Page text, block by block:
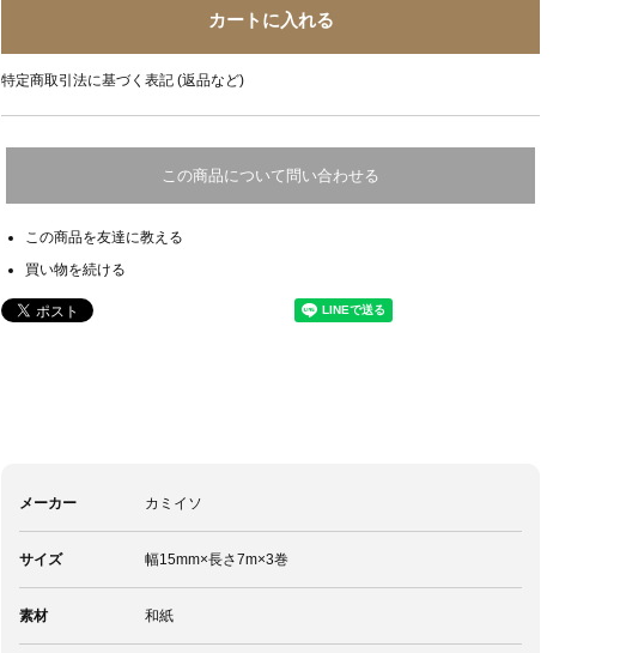
特定商取引法に基づく表記 (返品など)
この商品について問い合わせる
この商品を友達に教える
買い物を続ける
メーカー カミイソ
サイズ 幅15mm×長さ7m×3巻
素材 和紙